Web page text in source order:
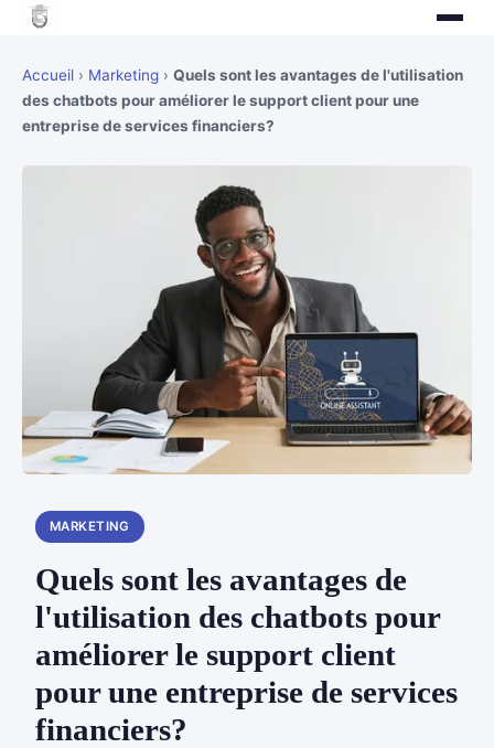
Accueil › Marketing › Quels sont les avantages de l'utilisation
des chatbots pour améliorer le support client pour une
entreprise de services financiers?
MARKETING
Quels sont les avantages de
l'utilisation des chatbots pour
améliorer le support client
pour une entreprise de services
financiers?